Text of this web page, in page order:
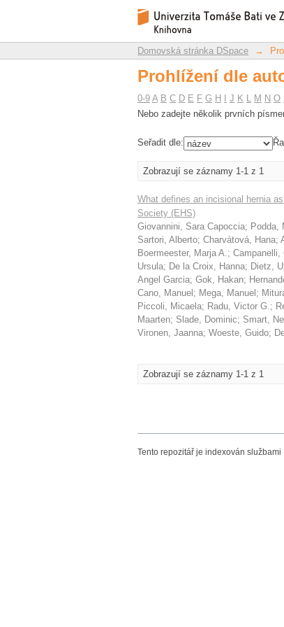
Prohlížení dle
Repozitář DSpace/Manakin
Domovská stránka DSpace →
Prohlížení dle
0-9 A B C D E F G H J K L M N O
Nebo zadejte několik prvních
Seřadit dle:
Zobrazují se záznamy 1-1 z 1
What defines an incisional hernia
Society (EHS)
Giovannini, Sara Capoccia; Podda,
Sartori, Alberto; Charvátová, Hana;
Boermeester, Marja A.; Campanelli,
Ursula; De la Croix, Hanna; Dietz,
Angel Garcia; Gok, Hakan;
Cano, Manuel ; Mega, Manuel ;
Piccoli, Micaela; Radu, Victor G.;
Maarten; Slade, Dominic; Smart,
Vironen, Jaanna; Woeste, Guido;
Zobrazují se záznamy 1-1 z 1
Tento repozitář je indexován službami